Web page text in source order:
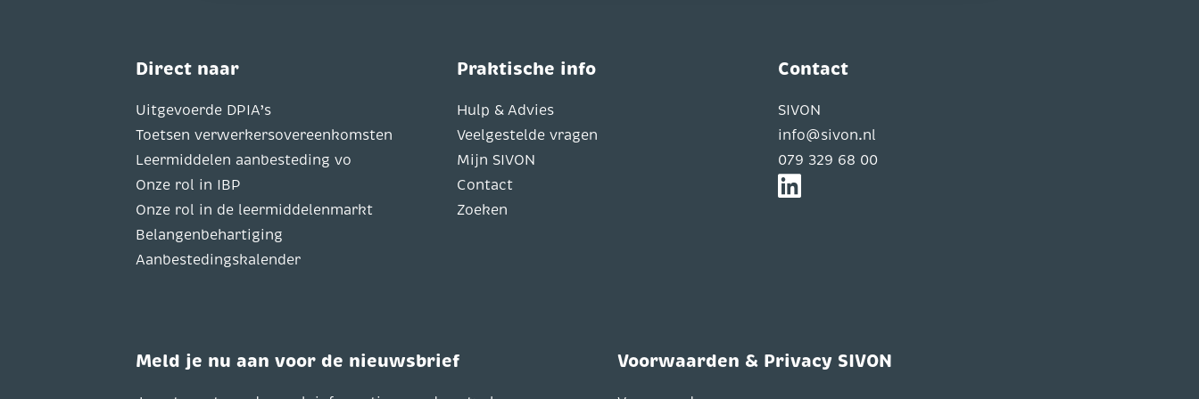
Direct naar
Uitgevoerde DPIA’s
Toetsen verwerkersovereenkomsten
Leermiddelen aanbesteding vo
Onze rol in IBP
Onze rol in de leermiddelenmarkt
Belangenbehartiging
Aanbestedingskalender
Praktische info
Hulp & Advies
Veelgestelde vragen
Mijn SIVON
Contact
Zoeken
Contact
SIVON
info@sivon.nl
079 329 68 00
Meld je nu aan voor de nieuwsbrief Voorwaarden & Privacy SIVON